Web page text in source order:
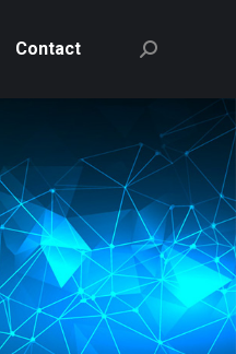
Contact
Recherche